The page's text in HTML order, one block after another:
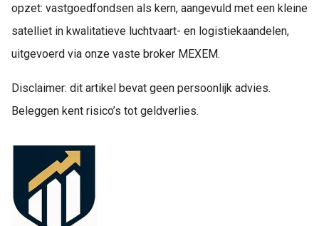
opzet: vastgoedfondsen als kern, aangevuld met een kleine
satelliet in kwalitatieve luchtvaart- en logistiekaandelen,
uitgevoerd via onze vaste broker MEXEM.
Disclaimer: dit artikel bevat geen persoonlijk advies.
Beleggen kent risico’s tot geldverlies.